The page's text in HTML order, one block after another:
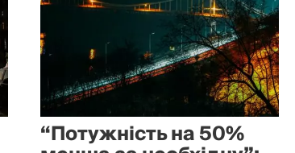
“Потужність на 50%